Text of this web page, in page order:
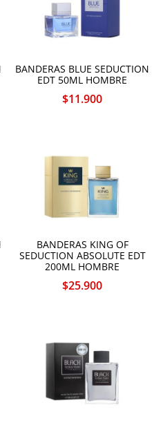
BANDERAS BLUE SEDUCTION
EDT 50ML HOMBRE
$11.900
BANDERAS KING OF
SEDUCTION ABSOLUTE EDT
200ML HOMBRE
$25.900